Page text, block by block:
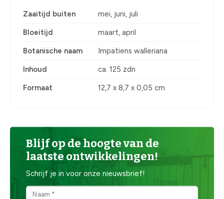
Zaaitijd buiten mei, juni, juli
Bloeitijd maart, april
Botanische naam Impatiens walleriana
Inhoud ca. 125 zdn
Formaat 12,7 x 8,7 x 0,05 cm
Blijf op de hoogte van de
laatste ontwikkelingen!
Schrijf je in voor onze nieuwsbrief!
Naam *